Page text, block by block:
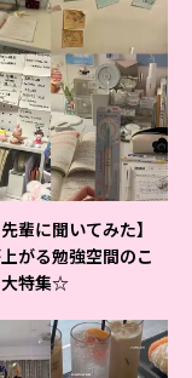
先輩に聞いてみた】
がる勉強空間のこ
大特集☆